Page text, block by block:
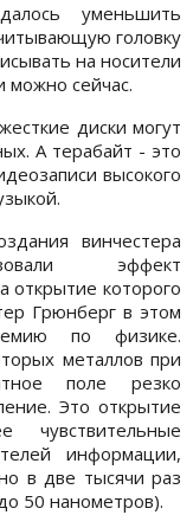
уменьшить
головку
на носители
сейчас.
диски могут
А терабайт - это
высокого
винчестера
эффект
открытие которого
Грюнберг в этом
по физике.
металлов при
поле резко
Это открытие
информации,
в две тысячи раз
50 нанометров).